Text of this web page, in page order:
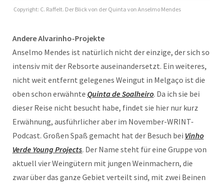
Copyright: C. Raffelt. Der Blick von der Quinta von Anselmo Mendes
Andere Alvarinho-Projekte
Anselmo Mendes ist natürlich nicht der einzige, der sich so
intensiv mit der Rebsorte auseinandersetzt. Ein weiteres,
nicht weit entfernt gelegenes Weingut in Melgaço ist die
oben schon erwähnte Quinta de Soalheiro. Da ich sie bei
dieser Reise nicht besucht habe, findet sie hier nur kurz
Erwähnung, ausführlicher aber im November-WRINT-
Podcast. Großen Spaß gemacht hat der Besuch bei Vinho
Verde Young Projects. Der Name steht für eine Gruppe von
aktuell vier Weingütern mit jungen Weinmachern, die
zwar über das ganze Gebiet verteilt sind, mit zwei Beinen